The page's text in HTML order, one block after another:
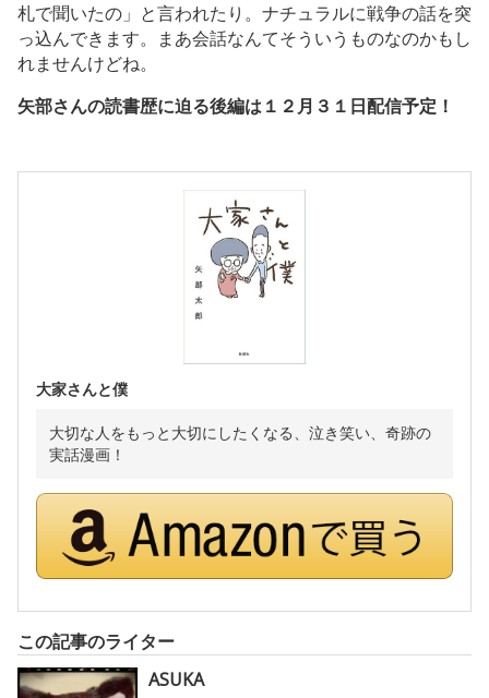
札で聞いたの」と言われたり。ナチュラルに戦争の話を突
っ込んできます。まあ会話なんてそういうものなのかもし
れませんけどね。
矢部さんの読書歴に迫る後編は１２月３１日配信予定！
大家さんと僕
大切な人をもっと大切にしたくなる、泣き笑い、奇跡の
実話漫画！
この記事のライター
ASUKA